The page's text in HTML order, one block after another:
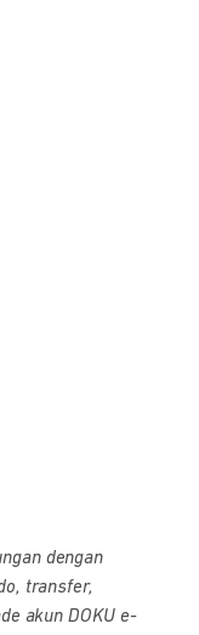
dengan
transfer,
akun DOKU e-